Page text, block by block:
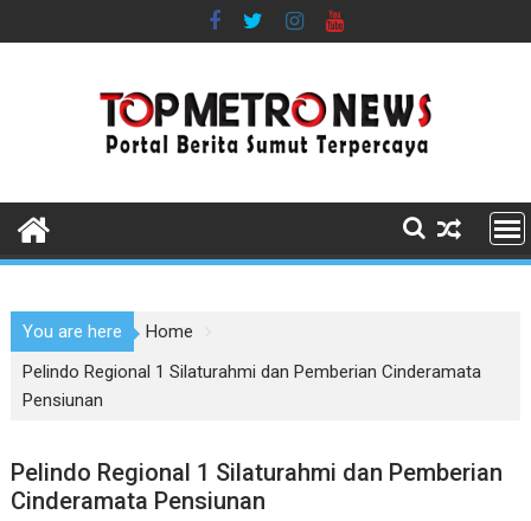
to
You are here
Home
Pelindo Regional 1 Silaturahmi dan Pemberian Cinderamata
Pensiunan
Pelindo Regional 1 Silaturahmi dan Pemberian
Cinderamata Pensiunan